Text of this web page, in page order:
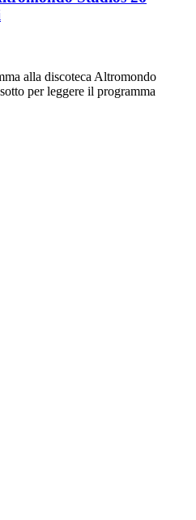
alla discoteca Altromondo
per leggere il programma